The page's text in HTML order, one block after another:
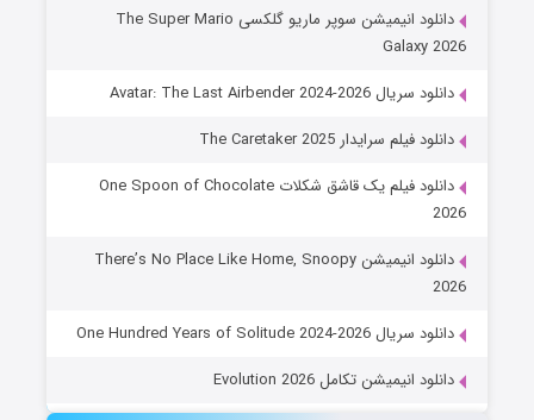
دانلود انیمیشن سوپر ماریو گلکسی The Super Mario
Galaxy 2026
دانلود سریال Avatar: The Last Airbender 2024-2026
دانلود فیلم سرایدار The Caretaker 2025
دانلود فیلم یک قاشق شکلات One Spoon of Chocolate
2026
دانلود انیمیشن There’s No Place Like Home, Snoopy
2026
دانلود سریال One Hundred Years of Solitude 2024-2026
دانلود انیمیشن تکامل Evolution 2026